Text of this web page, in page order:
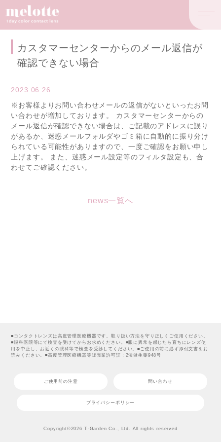
カスタマーセンターからのメール返信が
確認できない場合
2023.06.26
※お客様よりお問い合わせメールの返信がないといったお問
い合わせが増加しております。 カスタマーセンターからの
メール返信が確認できない場合は、ご記載のアドレスに誤り
があるか、迷惑メールフォルダやゴミ箱に自動的に振り分け
られている可能性がありますので、一度ご確認をお願い申し
上げます。 また、迷惑メール設定等のフィルタ設定も、合
わせてご確認ください。
news一覧へ
■コンタクトレンズは高度管理医療機器です。取り扱い方法を守り正しくご使用ください。
■眼科医院等にて検査を受けてからお求めください。■眼に異常を感じたら直ちにレンズ使
用を中止し、お近くの眼科等で検査を受診してください。■ご使用の前に必ず添付文書をお
読みください。■高度管理医療機器等販売業許可証：2渋健生薬948号
ご使用前の注意 問い合わせ
プライバシーポリシー
Copyright©2026 T-Garden Co., Ltd. All rights reserved